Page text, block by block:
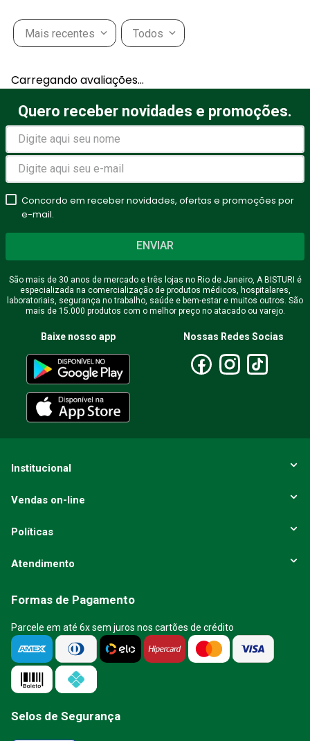
Mais recentes Todos
Carregando avaliações…
Quero receber novidades e promoções.
Concordo em receber novidades, ofertas e promoções por
e-mail.
ENVIAR
São mais de 30 anos de mercado e três lojas no Rio de Janeiro, A BISTURI é
especializada na comercialização de produtos médicos, hospitalares,
laboratoriais, segurança no trabalho, saúde e bem-estar e muitos outros. São
mais de 15.000 produtos com o melhor preço no atacado ou varejo.
Baixe nosso app Nossas Redes Socias
Institucional
Vendas on-line
Políticas
Atendimento
Formas de Pagamento
Parcele em até 6x sem juros nos cartões de crédito
Selos de Segurança